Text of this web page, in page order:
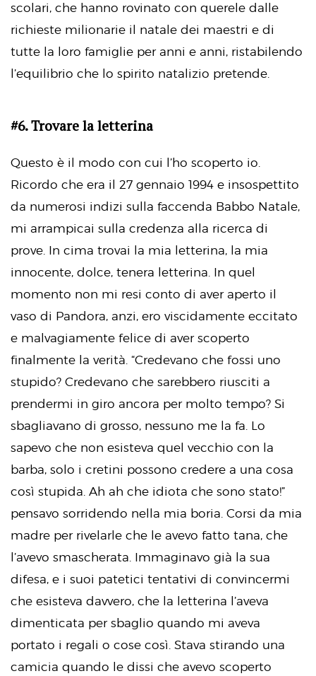
scolari, che hanno rovinato con querele dalle
richieste milionarie il natale dei maestri e di
tutte la loro famiglie per anni e anni, ristabilendo
l’equilibrio che lo spirito natalizio pretende.
#6. Trovare la letterina
Questo è il modo con cui l’ho scoperto io.
Ricordo che era il 27 gennaio 1994 e insospettito
da numerosi indizi sulla faccenda Babbo Natale,
mi arrampicai sulla credenza alla ricerca di
prove. In cima trovai la mia letterina, la mia
innocente, dolce, tenera letterina. In quel
momento non mi resi conto di aver aperto il
vaso di Pandora, anzi, ero viscidamente eccitato
e malvagiamente felice di aver scoperto
finalmente la verità. “Credevano che fossi uno
stupido? Credevano che sarebbero riusciti a
prendermi in giro ancora per molto tempo? Si
sbagliavano di grosso, nessuno me la fa. Lo
sapevo che non esisteva quel vecchio con la
barba, solo i cretini possono credere a una cosa
così stupida. Ah ah che idiota che sono stato!”
pensavo sorridendo nella mia boria. Corsi da mia
madre per rivelarle che le avevo fatto tana, che
l’avevo smascherata. Immaginavo già la sua
difesa, e i suoi patetici tentativi di convincermi
che esisteva davvero, che la letterina l’aveva
dimenticata per sbaglio quando mi aveva
portato i regali o cose così. Stava stirando una
camicia quando le dissi che avevo scoperto